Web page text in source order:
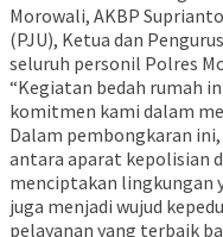
Morowali, AKBP
(PJU), Ketua dan
seluruh personil Polres
“Kegiatan bedah rumah
komitmen kami dalam
Dalam pembongkaran
antara aparat kepolisian
menciptakan lingkungan
juga menjadi wujud
pelayanan yang terbaik